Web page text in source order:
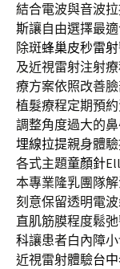
結合電波與音波
斯讓自由選擇最
除斑蜂巢皮秒雷射
及近視雷射注射
療方案依照改善
植髮療程定期預
調整角度過大的
埋線拉提親身體
各式主題童顏針
本專業隆乳團隊
刻意保留透明電
直肌筋膜程度鬆
科讓患者白內障
近視雷射體驗台